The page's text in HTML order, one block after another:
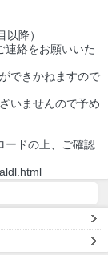
降）
連絡をお願いいた
できかねますので
いませんので予め
ードの上、ご確認